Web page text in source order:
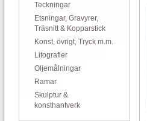
Teckningar
Etsningar, Gravyrer,
Träsnitt & Kopparstick
Konst, övrigt, Tryck m.m.
Litografier
Oljemålningar
Ramar
Skulptur &
konsthantverk